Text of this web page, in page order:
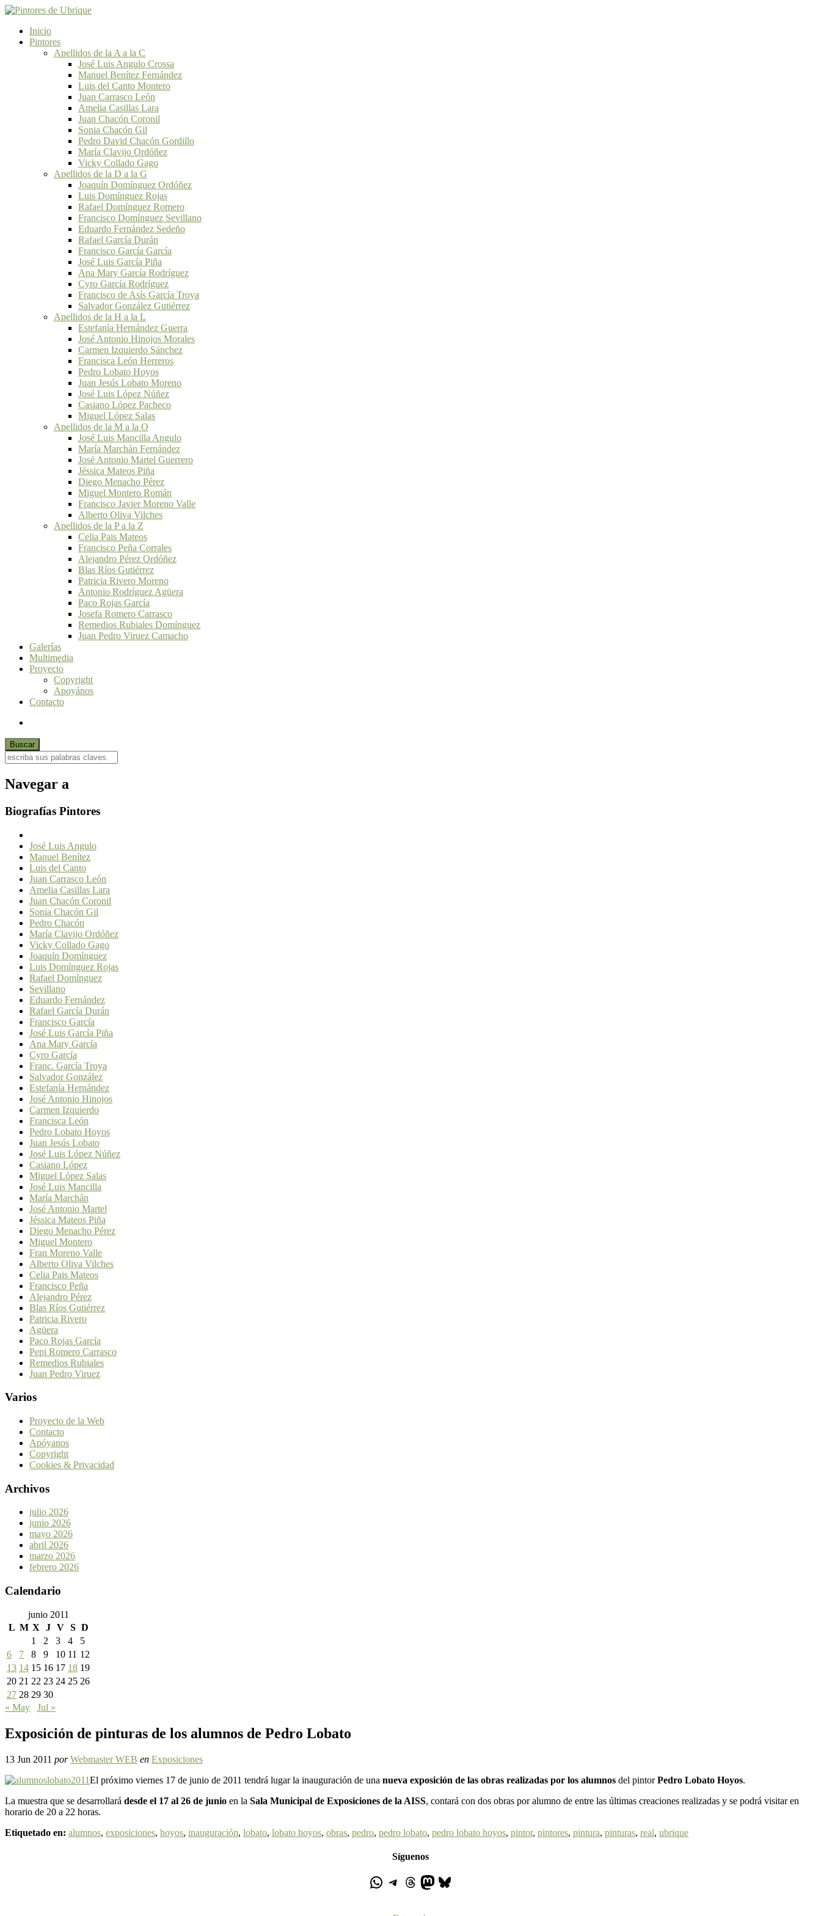
Inicio
Pintores
Apellidos de la A a la C
José Luis Angulo Crossa
Manuel Benítez Fernández
Luis del Canto Montero
Juan Carrasco León
Amelia Casillas Lara
Juan Chacón Coronil
Sonia Chacón Gil
Pedro David Chacón Gordillo
María Clavijo Ordóñez
Vicky Collado Gago
Apellidos de la D a la G
Joaquín Domínguez Ordóñez
Luis Domínguez Rojas
Rafael Domínguez Romero
Francisco Domínguez Sevillano
Eduardo Fernández Sedeño
Rafael García Durán
Francisco García García
José Luis García Piña
Ana Mary García Rodríguez
Cyro García Rodríguez
Francisco de Asís García Troya
Salvador González Gutiérrez
Apellidos de la H a la L
Estefanía Hernández Guerra
José Antonio Hinojos Morales
Carmen Izquierdo Sánchez
Francisca León Herreros
Pedro Lobato Hoyos
Juan Jesús Lobato Moreno
José Luis López Núñez
Casiano López Pacheco
Miguel López Salas
Apellidos de la M a la O
José Luis Mancilla Angulo
María Marchán Fernández
José Antonio Martel Guerrero
Jéssica Mateos Piña
Diego Menacho Pérez
Miguel Montero Román
Francisco Javier Moreno Valle
Alberto Oliva Vilches
Apellidos de la P a la Z
Celia Pais Mateos
Francisco Peña Corrales
Alejandro Pérez Ordóñez
Blas Ríos Gutiérrez
Patricia Rivero Moreno
Antonio Rodríguez Agüera
Paco Rojas García
Josefa Romero Carrasco
Remedios Rubiales Domínguez
Juan Pedro Viruez Camacho
Galerías
Multimedia
Proyecto
Copyright
Apoyános
Contacto
Navegar a
Biografías Pintores
José Luis Angulo
Manuel Benítez
Luis del Canto
Juan Carrasco León
Amelia Casillas Lara
Juan Chacón Coronil
Sonia Chacón Gil
Pedro Chacón
María Clavijo Ordóñez
Vicky Collado Gago
Joaquín Domínguez
Luis Domínguez Rojas
Rafael Domínguez
Sevillano
Eduardo Fernández
Rafael García Durán
Francisco García
José Luis García Piña
Ana Mary García
Cyro García
Franc. García Troya
Salvador González
Estefanía Hernández
José Antonio Hinojos
Carmen Izquierdo
Francisca León
Pedro Lobato Hoyos
Juan Jesús Lobato
José Luis López Núñez
Casiano López
Miguel López Salas
José Luis Mancilla
María Marchán
José Antonio Martel
Jéssica Mateos Piña
Diego Menacho Pérez
Miguel Montero
Fran Moreno Valle
Alberto Oliva Vilches
Celia Pais Mateos
Francisco Peña
Alejandro Pérez
Blas Ríos Gutiérrez
Patricia Rivero
Agüera
Paco Rojas García
Pepi Romero Carrasco
Remedios Rubiales
Juan Pedro Viruez
Varios
Proyecto de la Web
Contacto
Apóyanos
Copyright
Cookies & Privacidad
Archivos
julio 2026
junio 2026
mayo 2026
abril 2026
marzo 2026
febrero 2026
Calendario
junio 2011
L M X J V S D
1
2 3 4
5
6
7 8 9 10 11 12
13 14 15 16 17 18 19
20 21 22 23 24 25 26
27 28 29 30
« May
Jul »
Exposición de pinturas de los alumnos de Pedro Lobato
13 Jun 2011 por Webmaster WEB en Exposiciones
El próximo viernes 17 de junio de 2011 tendrá lugar la inauguración de una nueva exposición de las obras realizadas por los alumnos del pintorPedro Lobato Hoyos.
La muestra que se desarrollará desde el 17 al 26 de junio en la Sala Municipal de Exposiciones de la AISS, contará con dos obras por alumno de entre las últimas creaciones realizadas y se podrá visitar en
horario de 20 a 22 horas.
Etiquetado en: alumnos, exposiciones, hoyos, inauguración, lobato, lobato hoyos, obras, pedro, pedro lobato, pedro lobato hoyos, pintor, pintores, pintura, pinturas, real, ubrique
Síguenos